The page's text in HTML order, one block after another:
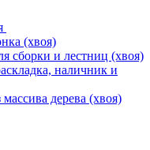
(хвоя)
сборки и лестниц (хвоя)
наличник и
дерева (хвоя)